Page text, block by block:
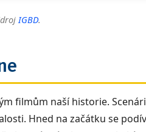
IGBD.
filmům naší historie.
Hned na začátku se